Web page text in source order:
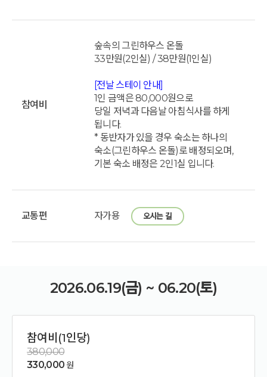
참여비
숲속의 그린하우스 온돌
33만원(2인실) / 38만원(1인실)
[전날 스테이 안내]
1인 금액은 80,000원으로
당일 저녁과 다음날 아침식사를 하게
됩니다.
* 동반자가 있을 경우 숙소는 하나의
숙소(그린하우스 온돌)로 배정되오며,
기본 숙소 배정은 2인1실 입니다.
교통편 자가용 오시는 길
2026.06.19(금) ~ 06.20(토)
참여비(1인당)
380,000
330,000 원